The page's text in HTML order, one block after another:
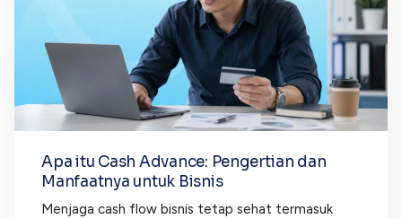
Apa itu Cash Advance: Pengertian dan
Manfaatnya untuk Bisnis
Menjaga cash flow bisnis tetap sehat termasuk